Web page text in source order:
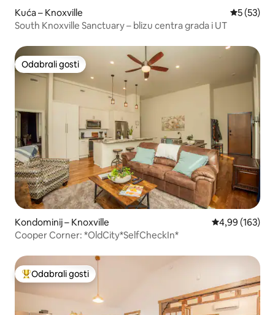
Kuća – Knoxville Prosječna
5 (53)
South Knoxville Sanctuary – blizu centra grada i UT
Odabrali gosti
Odabrali gosti
Kondominij – Knoxville Prosječna
4,99 (163)
Cooper Corner: *OldCity*SelfCheckIn*
Među najviše rangiranima s oznakom „Odabrali gosti”
Odabrali gosti